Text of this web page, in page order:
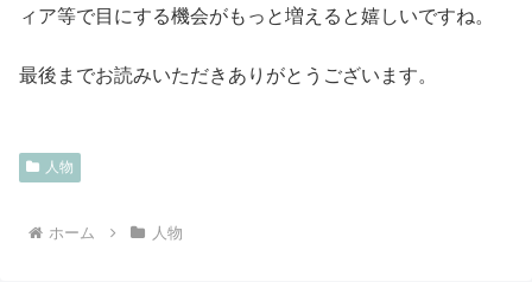
ィア等で目にする機会がもっと増えると嬉しいですね。
最後までお読みいただきありがとうございます。
人物
ホーム 人物